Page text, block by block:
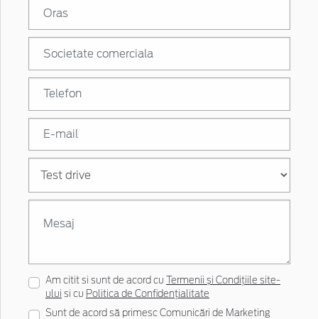
Am citit si sunt de acord cu
Termenii și Condițiile site-
ului si cu Politica de Confidențialitate
Sunt de acord să primesc Comunicări de Marketing